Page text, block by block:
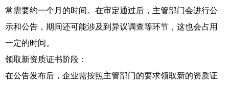
常需要约一个月的时间。在审定通过后，主管部门会进行公
示和公告，期间还可能涉及到异议调查等环节，这也会占用
一定的时间。
领取新资质证书阶段：
在公告发布后，企业需按照主管部门的要求领取新的资质证